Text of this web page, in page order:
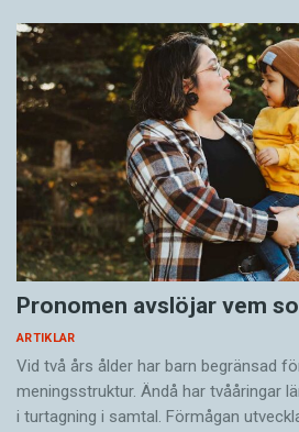
Pronomen avslöjar vem
ARTIKLAR
Vid två års ålder har barn begränsad
meningsstruktur. Ändå har tvååringar
i turtagning i samtal. Förmågan